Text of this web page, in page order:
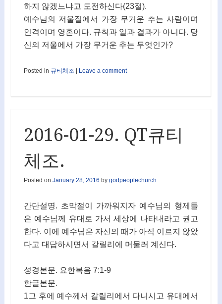
하지 않겠느냐고 도전하신다(23절).
예수님의 저울질에서 가장 무거운 추는 사람이며
인격이며 영혼이다. 규칙과 일과 결과가 아니다. 당
신의 저울에서 가장 무거운 추는 무엇인가?
Posted in 큐티체조 Leave a comment
2016-01-29. QT큐티
체조.
Posted on January 28, 2016 by godpeoplechurch
간단설명. 초막절이 가까워지자 예수님의 형제들
은 예수님께 유대로 가서 세상에 나타내라고 권고
한다. 이에 예수님은 자신의 때가 아직 이르지 않았
다고 대답하시면서 갈릴리에 머물러 계신다.
성경본문. 요한복음 7:1-9
한글본문.
1그 후에 예수께서 갈릴리에서 다니시고 유대에서